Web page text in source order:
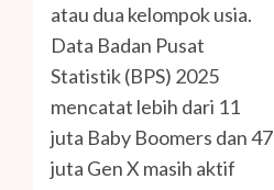
atau dua kelompok usia.
Data Badan Pusat
Statistik (BPS) 2025
mencatat lebih dari 11
juta Baby Boomers dan 47
juta Gen X masih aktif